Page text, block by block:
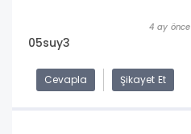
4 ay önce
05suy3
Cevapla Şikayet Et